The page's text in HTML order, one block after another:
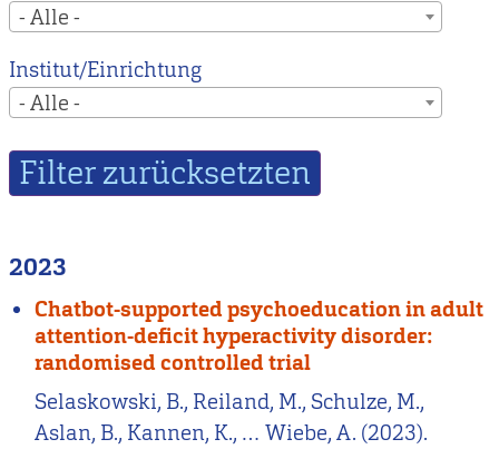
- Alle -
Institut/Einrichtung
- Alle -
2023
Chatbot-supported psychoeducation in adult
attention-deficit hyperactivity disorder:
randomised controlled trial
Selaskowski, B., Reiland, M., Schulze, M.,
Aslan, B., Kannen, K., … Wiebe, A. (2023).